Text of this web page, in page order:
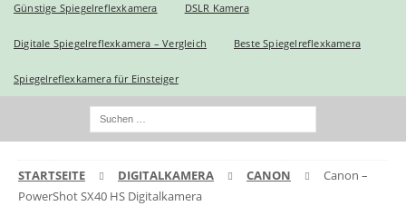
Günstige Spiegelreflexkamera DSLR Kamera
Digitale Spiegelreflexkamera – Vergleich Beste Spiegelreflexkamera
Spiegelreflexkamera für Einsteiger
STARTSEITE DIGITALKAMERA CANON
Canon –
PowerShot SX40 HS Digitalkamera